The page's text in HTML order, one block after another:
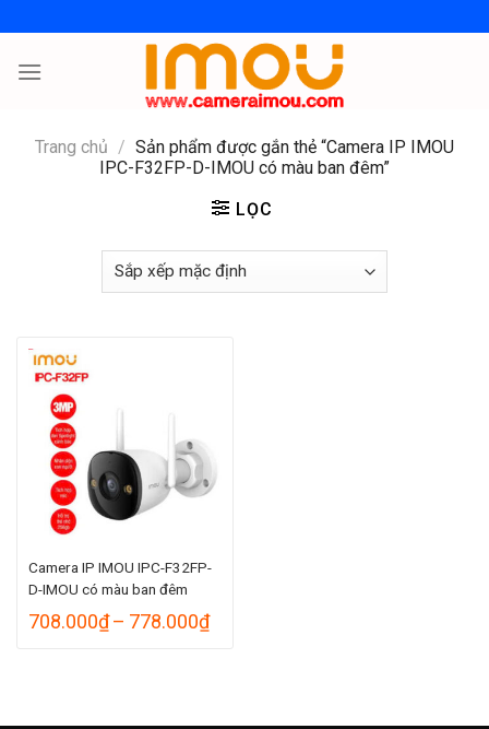
to
content
Trang chủ / Sản phẩm được gắn thẻ “Camera IP IMOU
IPC-F32FP-D-IMOU có màu ban đêm”
LỌC
Camera IP IMOU IPC-F32FP-
D-IMOU có màu ban đêm
708.000₫ – 778.000₫Khoảng